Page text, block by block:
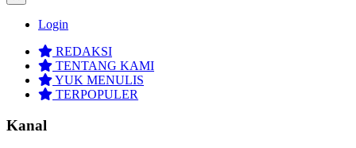
Login
REDAKSI
TENTANG KAMI
YUK MENULIS
TERPOPULER
Kanal